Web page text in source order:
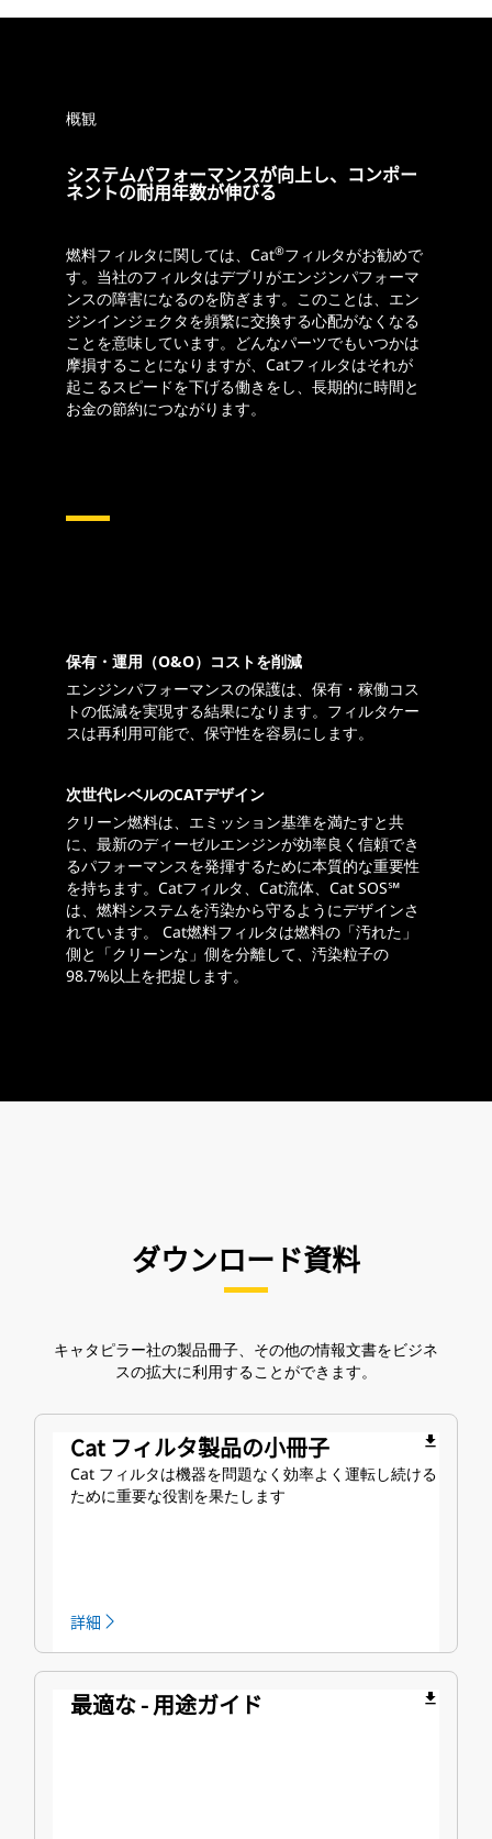
概観
システムパフォーマンスが向上し、コンポー
ネントの耐用年数が伸びる
燃料フィルタに関しては、Cat®フィルタがお勧めで
す。当社のフィルタはデブリがエンジンパフォーマ
ンスの障害になるのを防ぎます。このことは、エン
ジンインジェクタを頻繁に交換する心配がなくなる
ことを意味しています。どんなパーツでもいつかは
摩損することになりますが、Catフィルタはそれが
起こるスピードを下げる働きをし、長期的に時間と
お金の節約につながります。
保有・運用（O&O）コストを削減
エンジンパフォーマンスの保護は、保有・稼働コス
トの低減を実現する結果になります。フィルタケー
スは再利用可能で、保守性を容易にします。
次世代レベルのCATデザイン
クリーン燃料は、エミッション基準を満たすと共
に、最新のディーゼルエンジンが効率良く信頼でき
るパフォーマンスを発揮するために本質的な重要性
を持ちます。Catフィルタ、Cat流体、Cat SOS℠
は、燃料システムを汚染から守るようにデザインさ
れています。 Cat燃料フィルタは燃料の「汚れた」
側と「クリーンな」側を分離して、汚染粒子の
98.7%以上を把捉します。
ダウンロード資料
キャタピラー社の製品冊子、その他の情報文書をビジネ
スの拡大に利用することができます。
Cat フィルタ製品の小冊子 file_download
Cat フィルタは機器を問題なく効率よく運転し続ける
ために重要な役割を果たします
詳細
最適な - 用途ガイド file_download